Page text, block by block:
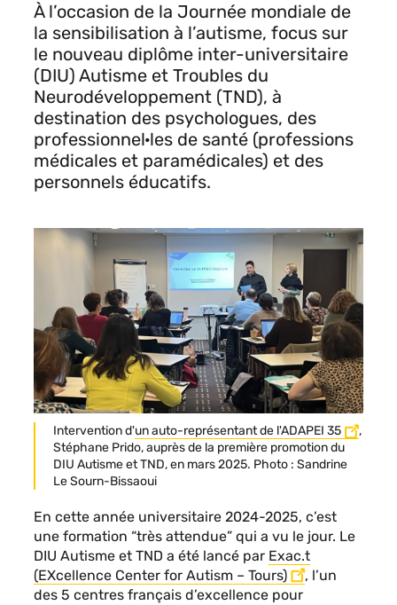
À l’occasion de la Journée mondiale de
la sensibilisation à l’autisme, focus sur
le nouveau diplôme inter-universitaire
(DIU) Autisme et Troubles du
Neurodéveloppement (TND), à
destination des psychologues, des
professionnel·les de santé (professions
médicales et paramédicales) et des
personnels éducatifs.
Légende
Intervention d'un auto-représentant de l'ADAPEI 35
,
Stéphane Prido, auprès de la première promotion du
DIU Autisme et TND, en mars 2025. Photo : Sandrine
Le Sourn-Bissaoui
En cette année universitaire 2024-2025, c’est
une formation “très attendue” qui a vu le jour. Le
DIU Autisme et TND a été lancé par Exac.t
(EXcellence Center for Autism – Tours)
, l’un
des 5 centres français d’excellence pour